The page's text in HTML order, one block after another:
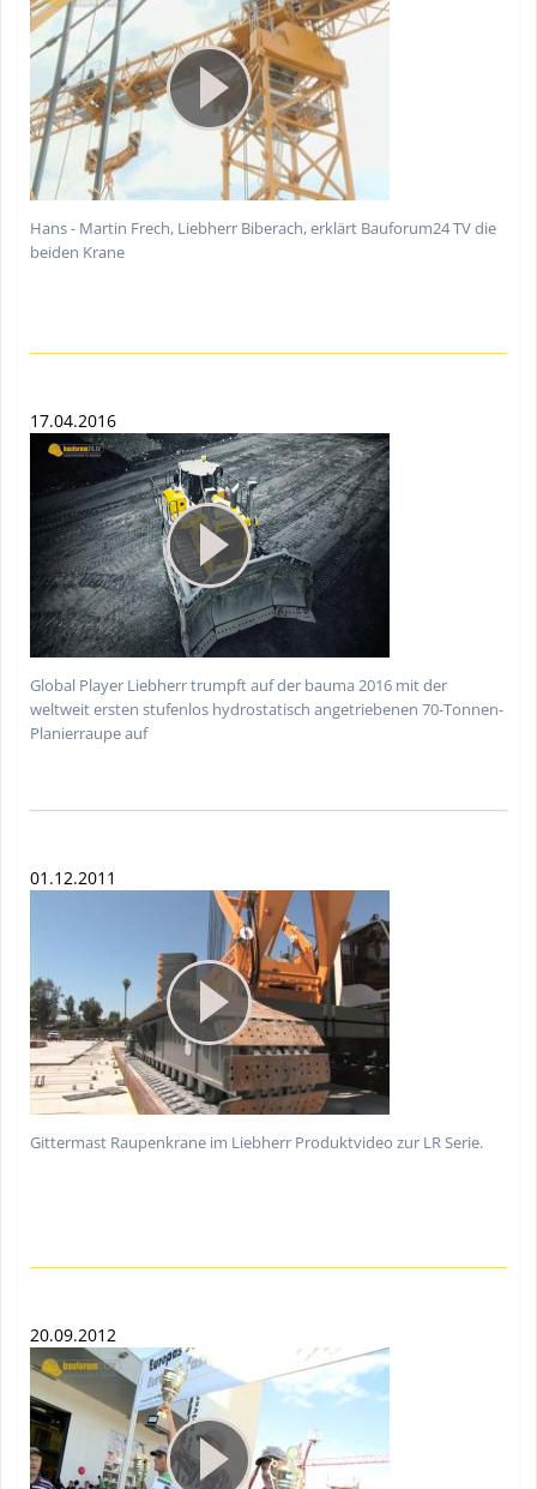
Hans - Martin Frech, Liebherr Biberach, erklärt Bauforum24 TV die
beiden Krane
17.04.2016
Global Player Liebherr trumpft auf der bauma 2016 mit der
weltweit ersten stufenlos hydrostatisch angetriebenen 70-Tonnen-
Planierraupe auf
01.12.2011
Gittermast Raupenkrane im Liebherr Produktvideo zur LR Serie.
20.09.2012